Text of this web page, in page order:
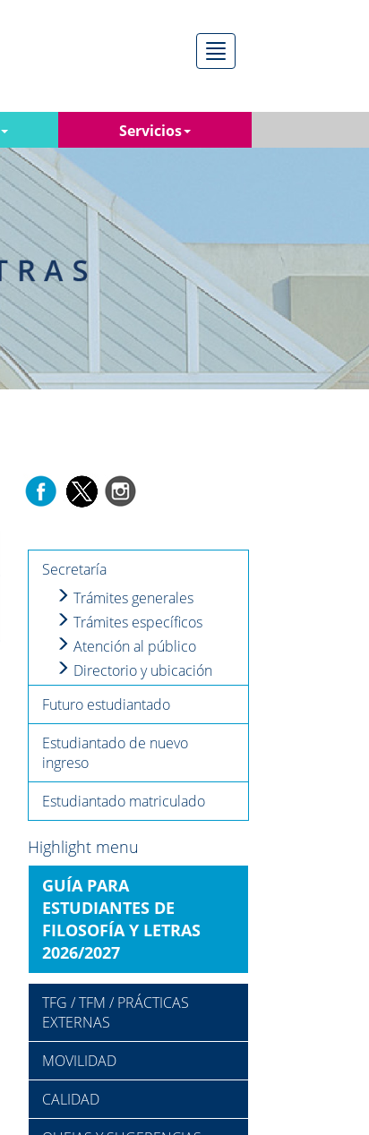
Menú
Servicios
Secretaría
Trámites generales
Trámites específicos
Atención al público
Directorio y ubicación
Futuro estudiantado
Estudiantado de nuevo
ingreso
Estudiantado matriculado
Highlight menu
GUÍA PARA
ESTUDIANTES DE
FILOSOFÍA Y LETRAS
2026/2027
TFG / TFM / PRÁCTICAS
EXTERNAS
MOVILIDAD
CALIDAD